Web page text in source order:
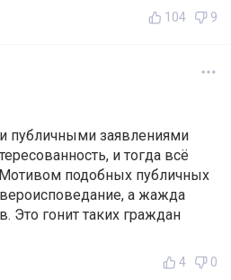
104 9
публичными заявлениями
и тогда всё
Мотивом подобных публичных
а жажда
Это гонит таких граждан
4 0